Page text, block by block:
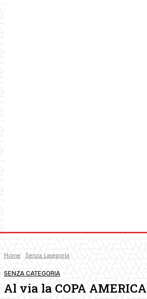
Home Senza categoria
SENZA CATEGORIA
Al via la COPA AMERICA